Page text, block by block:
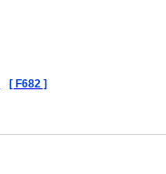
[ F682 ]